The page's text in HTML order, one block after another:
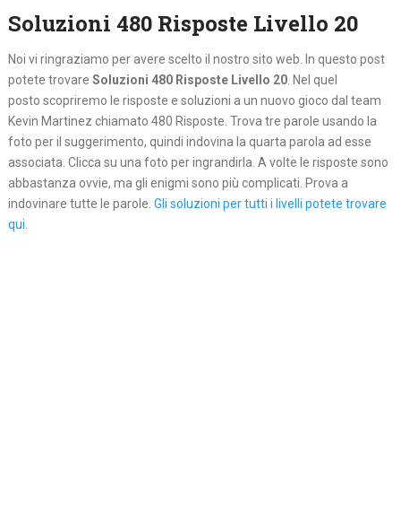
Soluzioni 480 Risposte Livello 20
Noi vi ringraziamo per avere scelto il nostro sito web. In questo post
potete trovare Soluzioni 480 Risposte Livello 20. Nel quel
posto scopriremo le risposte e soluzioni a un nuovo gioco dal team
Kevin Martinez chiamato 480 Risposte. Trova tre parole usando la
foto per il suggerimento, quindi indovina la quarta parola ad esse
associata. Clicca su una foto per ingrandirla. A volte le risposte sono
abbastanza ovvie, ma gli enigmi sono più complicati. Prova a
indovinare tutte le parole. Gli soluzioni per tutti i livelli potete trovare
qui.